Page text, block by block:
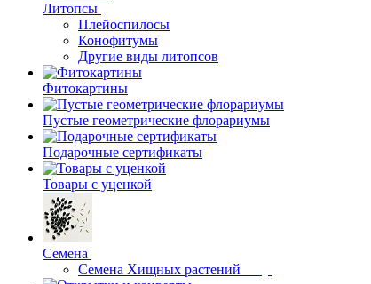
Литопсы
Плейоспилосы
Конофитумы
Другие виды литопсов
Фитокартины
Пустые геометрические флорариумы
Подарочные сертификаты
Товары с уценкой
Семена
Семена Хищных растений